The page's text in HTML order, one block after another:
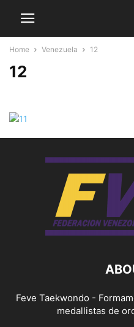
Home Venezuela 12
12
Feve Taekwondo -
medallistas de